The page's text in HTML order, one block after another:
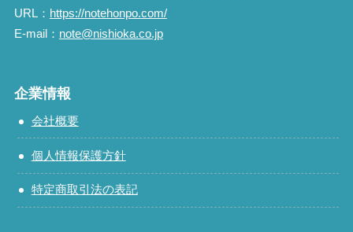
URL： https://notehonpo.com/
E-mail： note@nishioka.co.jp
企業情報
会社概要
個人情報保護方針
特定商取引法の表記